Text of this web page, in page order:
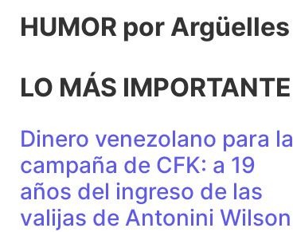
HUMOR por Argüelles​
LO MÁS IMPORTANTE
Dinero venezolano para la
campaña de CFK: a 19
años del ingreso de las
valijas de Antonini Wilson